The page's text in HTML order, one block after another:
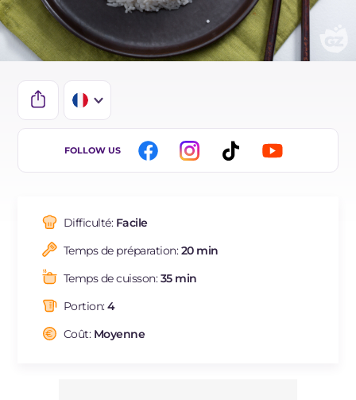
IT
ES
BR
NL
FOLLOW US
Difficulté: Facile
Temps de préparation:20 min
Temps de cuisson:35 min
Portion:4
Coût: Moyenne